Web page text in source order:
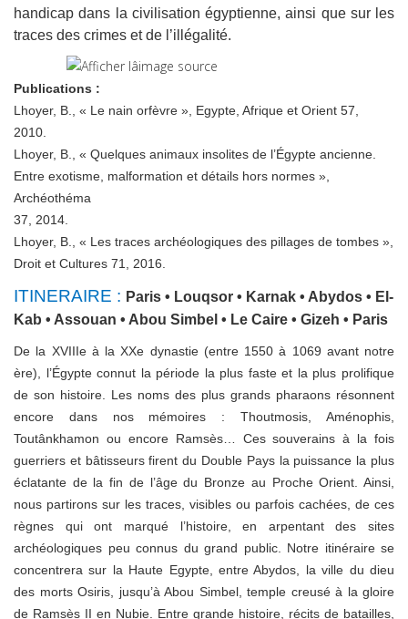
handicap dans la civilisation égyptienne, ainsi que sur les
traces des crimes et de l’illégalité.
Publications :
Lhoyer, B., « Le nain orfèvre », Egypte, Afrique et Orient 57,
2010.
Lhoyer, B., « Quelques animaux insolites de l’Égypte ancienne.
Entre exotisme, malformation et détails hors normes »,
Archéothéma
37, 2014.
Lhoyer, B., « Les traces archéologiques des pillages de tombes »,
Droit et Cultures 71, 2016.
ITINERAIRE : Paris • Louqsor • Karnak • Abydos • El-
Kab • Assouan • Abou Simbel • Le Caire • Gizeh • Paris
De la XVIIIe à la XXe dynastie (entre 1550 à 1069 avant notre
ère), l’Égypte connut la période la plus faste et la plus prolifique
de son histoire. Les noms des plus grands pharaons résonnent
encore dans nos mémoires : Thoutmosis, Aménophis,
Toutânkhamon ou encore Ramsès… Ces souverains à la fois
guerriers et bâtisseurs firent du Double Pays la puissance la plus
éclatante de la fin de l’âge du Bronze au Proche Orient. Ainsi,
nous partirons sur les traces, visibles ou parfois cachées, de ces
règnes qui ont marqué l’histoire, en arpentant des sites
archéologiques peu connus du grand public. Notre itinéraire se
concentrera sur la Haute Egypte, entre Abydos, la ville du dieu
des morts Osiris, jusqu’à Abou Simbel, temple creusé à la gloire
de Ramsès II en Nubie. Entre grande histoire, récits de batailles,